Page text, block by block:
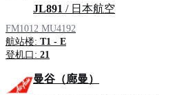
JL891 / 日本航空
FM1012 MU4192
航站楼: T1 - E
登机口: 21
曼谷（廊曼）